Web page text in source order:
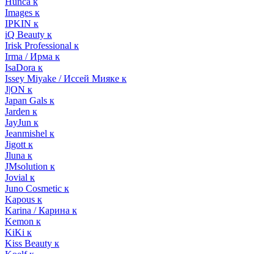
Images к
IPKIN к
iQ Beauty к
Irisk Professional к
Irma / Ирма к
IsaDora к
Issey Miyake / Иссей Мияке к
J|ON к
Japan Gals к
Jarden к
JayJun к
Jeanmishel к
Jigott к
Jluna к
JMsolution к
Jovial к
Juno Cosmetic к
Kapous к
Karina / Карина к
Kemon к
KiKi к
Kiss Beauty к